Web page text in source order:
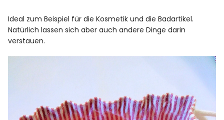
Ideal zum Beispiel für die Kosmetik und die Badartikel.
Natürlich lassen sich aber auch andere Dinge darin
verstauen.